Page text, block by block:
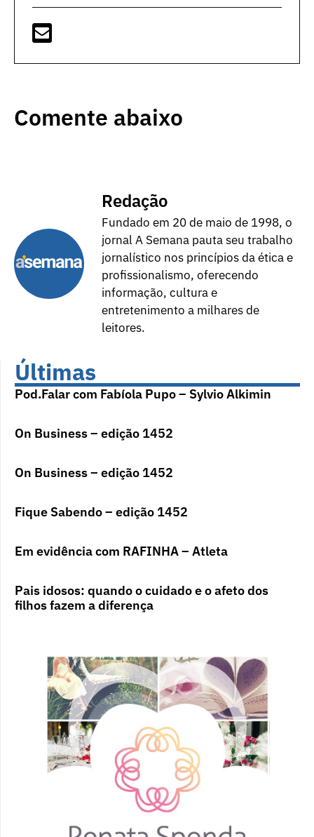
Comente abaixo
Redação
Fundado em 20 de maio de 1998, o
jornal A Semana pauta seu trabalho
jornalístico nos princípios da ética e
profissionalismo, oferecendo
informação, cultura e
entretenimento a milhares de
leitores.
Últimas
Pod.Falar com Fabíola Pupo – Sylvio Alkimin
On Business – edição 1452
On Business – edição 1452
Fique Sabendo – edição 1452
Em evidência com RAFINHA – Atleta
Pais idosos: quando o cuidado e o afeto dos
filhos fazem a diferença